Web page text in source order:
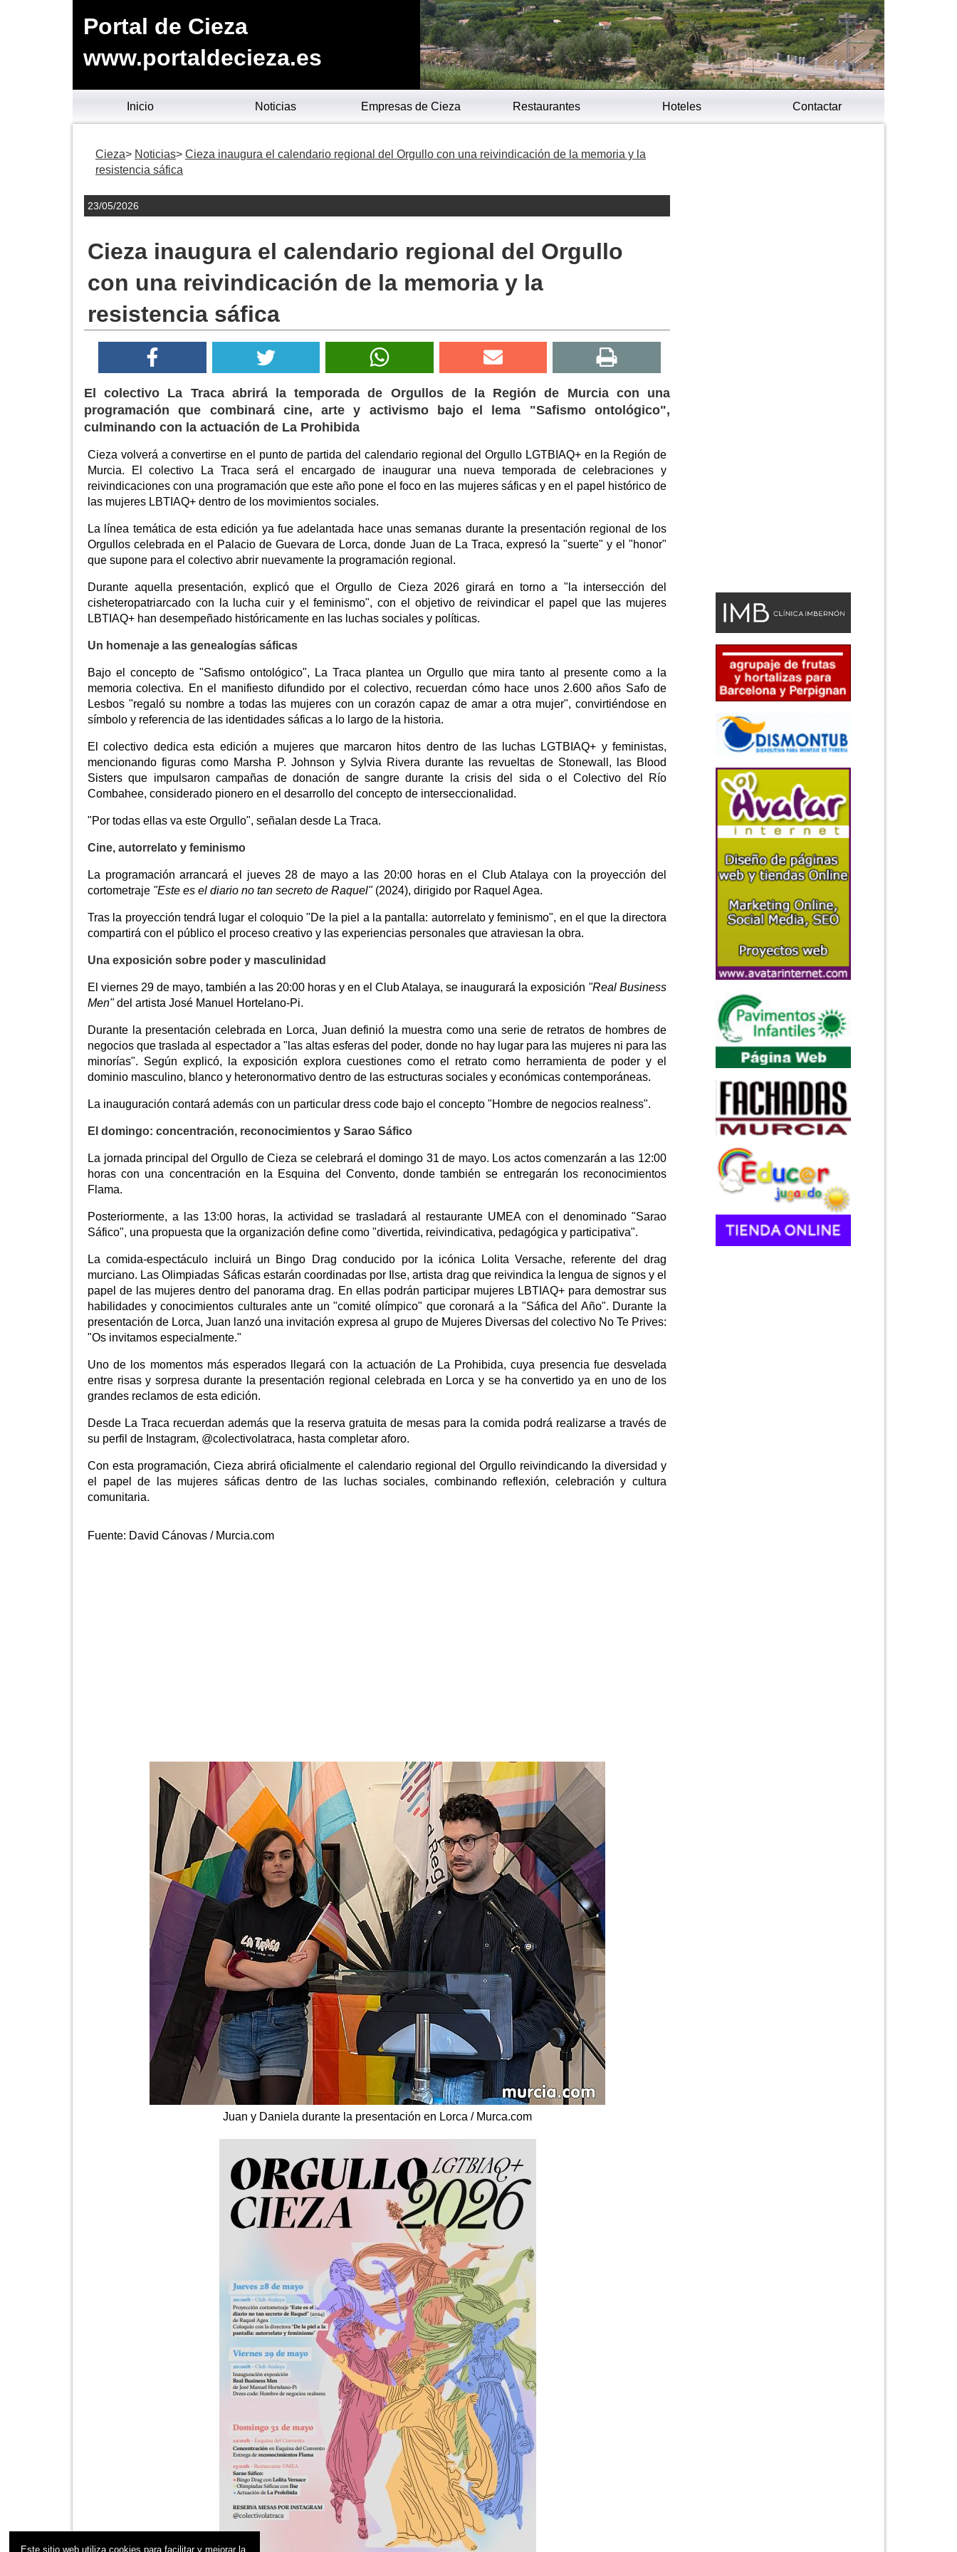
Portal de Cieza
www.portaldecieza.es
Inicio Noticias Empresas de Cieza Restaurantes Hoteles Contactar
Cieza Noticias
Cieza inaugura el calendario regional del Orgullo con una reivindicación de la memoria y la
resistencia sáfica
23/05/2026
Cieza inaugura el calendario regional del Orgullo
con una reivindicación de la memoria y la
resistencia sáfica
El colectivo La Traca abrirá la temporada de Orgullos de la Región de Murcia con una
programación que combinará cine, arte y activismo bajo el lema "Safismo ontológico",
culminando con la actuación de La Prohibida
Cieza volverá a convertirse en el punto de partida del calendario regional del Orgullo LGTBIAQ+ en la Región de
Murcia. El colectivo La Traca será el encargado de inaugurar una nueva temporada de celebraciones y
reivindicaciones con una programación que este año pone el foco en las mujeres sáficas y en el papel histórico de
las mujeres LBTIAQ+ dentro de los movimientos sociales.
La línea temática de esta edición ya fue adelantada hace unas semanas durante la presentación regional de los
Orgullos celebrada en el Palacio de Guevara de Lorca, donde Juan de La Traca, expresó la "suerte" y el "honor"
que supone para el colectivo abrir nuevamente la programación regional.
Durante aquella presentación, explicó que el Orgullo de Cieza 2026 girará en torno a "la intersección del
cisheteropatriarcado con la lucha cuir y el feminismo", con el objetivo de reivindicar el papel que las mujeres
LBTIAQ+ han desempeñado históricamente en las luchas sociales y políticas.
Un homenaje a las genealogías sáficas
Bajo el concepto de "Safismo ontológico", La Traca plantea un Orgullo que mira tanto al presente como a la
memoria colectiva. En el manifiesto difundido por el colectivo, recuerdan cómo hace unos 2.600 años Safo de
Lesbos "regaló su nombre a todas las mujeres con un corazón capaz de amar a otra mujer", convirtiéndose en
símbolo y referencia de las identidades sáficas a lo largo de la historia.
El colectivo dedica esta edición a mujeres que marcaron hitos dentro de las luchas LGTBIAQ+ y feministas,
mencionando figuras como Marsha P. Johnson y Sylvia Rivera durante las revueltas de Stonewall, las Blood
Sisters que impulsaron campañas de donación de sangre durante la crisis del sida o el Colectivo del Río
Combahee, considerado pionero en el desarrollo del concepto de interseccionalidad.
"Por todas ellas va este Orgullo", señalan desde La Traca.
Cine, autorrelato y feminismo
La programación arrancará el jueves 28 de mayo a las 20:00 horas en el Club Atalaya con la proyección del
cortometraje "Este es el diario no tan secreto de Raquel"(2024), dirigido por Raquel Agea.
Tras la proyección tendrá lugar el coloquio "De la piel a la pantalla: autorrelato y feminismo", en el que la directora
compartirá con el público el proceso creativo y las experiencias personales que atraviesan la obra.
Una exposición sobre poder y masculinidad
El viernes 29 de mayo, también a las 20:00 horas y en el Club Atalaya, se inaugurará la exposición "Real Business
Men"del artista José Manuel Hortelano-Pi.
Durante la presentación celebrada en Lorca, Juan definió la muestra como una serie de retratos de hombres de
negocios que traslada al espectador a "las altas esferas del poder, donde no hay lugar para las mujeres ni para las
minorías". Según explicó, la exposición explora cuestiones como el retrato como herramienta de poder y el
dominio masculino, blanco y heteronormativo dentro de las estructuras sociales y económicas contemporáneas.
La inauguración contará además con un particular dress code bajo el concepto "Hombre de negocios realness".
El domingo: concentración, reconocimientos y Sarao Sáfico
La jornada principal del Orgullo de Cieza se celebrará el domingo 31 de mayo. Los actos comenzarán a las 12:00
horas con una concentración en la Esquina del Convento, donde también se entregarán los reconocimientos
Flama.
Posteriormente, a las 13:00 horas, la actividad se trasladará al restaurante UMEA con el denominado "Sarao
Sáfico", una propuesta que la organización define como "divertida, reivindicativa, pedagógica y participativa".
La comida-espectáculo incluirá un Bingo Drag conducido por la icónica Lolita Versache, referente del drag
murciano. Las Olimpiadas Sáficas estarán coordinadas por Ilse, artista drag que reivindica la lengua de signos y el
papel de las mujeres dentro del panorama drag. En ellas podrán participar mujeres LBTIAQ+ para demostrar sus
habilidades y conocimientos culturales ante un "comité olímpico" que coronará a la "Sáfica del Año". Durante la
presentación de Lorca, Juan lanzó una invitación expresa al grupo de Mujeres Diversas del colectivo No Te Prives:
"Os invitamos especialmente."
Uno de los momentos más esperados llegará con la actuación de La Prohibida, cuya presencia fue desvelada
entre risas y sorpresa durante la presentación regional celebrada en Lorca y se ha convertido ya en uno de los
grandes reclamos de esta edición.
Desde La Traca recuerdan además que la reserva gratuita de mesas para la comida podrá realizarse a través de
su perfil de Instagram, @colectivolatraca, hasta completar aforo.
Con esta programación, Cieza abrirá oficialmente el calendario regional del Orgullo reivindicando la diversidad y
el papel de las mujeres sáficas dentro de las luchas sociales, combinando reflexión, celebración y cultura
comunitaria.
Fuente: David Cánovas / Murcia.com
Juan y Daniela durante la presentación en Lorca / Murca.com
Este sitio web utiliza cookies para facilitar y mejorar la